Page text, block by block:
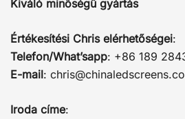
Kiváló minőségű gyártás
Értékesítési Chris elérhetőségei:
Telefon/What’sapp: +86 189
E-mail:
Iroda címe: